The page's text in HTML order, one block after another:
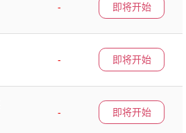
-
即将开始
-
即将开始
-
即将开始